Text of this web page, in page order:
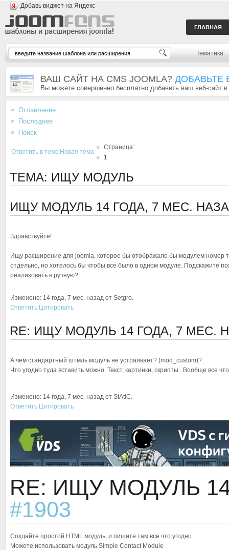
Добавь виджет на Яндекс
ГЛАВНАЯ
Тематика:
ВАШ САЙТ НА CMS JOOMLA? ДОБАВЬТЕ
Вы можете совершенно бесплатно добавить ваш веб-сайт
Оглавление
Последнее
Поиск
Ответить в теме Новая тема
Страница:
1
ТЕМА: ИЩУ МОДУЛЬ
ИЩУ МОДУЛЬ 14 ГОДА, 7 МЕС.
Здравствуйте!
Ищу расширение для joomla, которое бы отображало бы модулем номер
отдельно, но хотелось бы чтобы все было в одном модуле. Подскажите
реализовать в ручную?
Изменено: 14 года, 7 мес. назад от Setgro.
Ответить Цитировать
RE: ИЩУ МОДУЛЬ 14 ГОДА, 7 МЕС.
А чем стандартный штмль модуль не устраивает? (mod_custom)?
Что угодно туда вставить можно. Текст, картинки, скрипты.. Вообще все
Изменено: 14 года, 7 мес. назад от StAtiC.
Ответить Цитировать
RE: ИЩУ МОДУЛЬ
#1903
Создайте простой HTML модуль, и пишите там все что угодно.
Можете использовать модуль Simple Contact Module